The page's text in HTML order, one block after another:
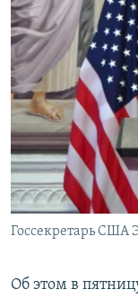
Госсекретарь США
Об этом в